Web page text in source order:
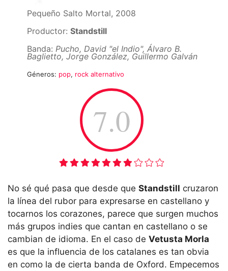
Pequeño Salto Mortal, 2008
Productor: Standstill
Banda: Pucho, David "el Indio", Álvaro B.
Baglietto, Jorge González, Guillermo Galván
Géneros: pop, rock alternativo
7.0
No sé qué pasa que desde que Standstill cruzaron
la línea del rubor para expresarse en castellano y
tocarnos los corazones, parece que surgen muchos
más grupos indies que cantan en castellano o se
cambian de idioma. En el caso de Vetusta Morla
es que la influencia de los catalanes es tan obvia
en como la de cierta banda de Oxford. Empecemos